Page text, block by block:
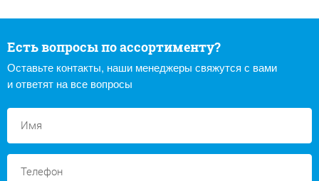
Есть вопросы по ассортименту?
Оставьте контакты, наши менеджеры свяжутся с вами
и ответят на все вопросы